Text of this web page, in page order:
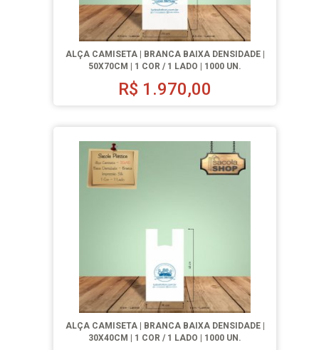
ALÇA CAMISETA | BRANCA BAIXA DENSIDADE |
50X70CM | 1 COR / 1 LADO | 1000 UN.
R$ 1.970,00
ALÇA CAMISETA | BRANCA BAIXA DENSIDADE |
30X40CM | 1 COR / 1 LADO | 1000 UN.